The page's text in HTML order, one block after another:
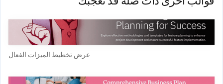
عرض تخطيط الميزات الفعال